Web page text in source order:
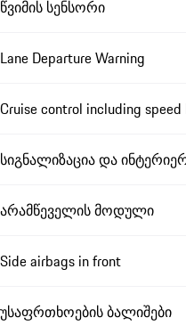
წვიმის სენსორი
Lane Departure Warning
Cruise control including
სიგნალიზაცია და
არამწეველის მოდული
Side airbags in front
უსაფრთხოების ბალიშები